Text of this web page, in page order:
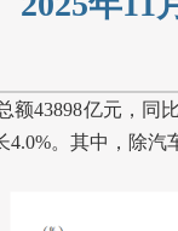
额43898亿元，同
4.0%。其中，除汽